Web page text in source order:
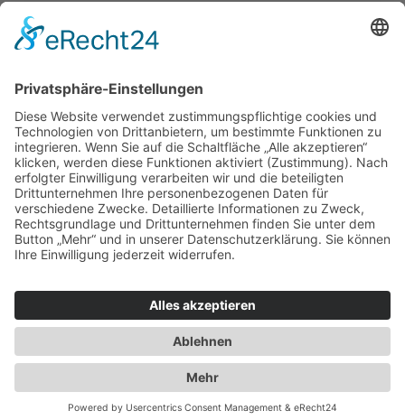
Accessoires
Kleider
Homewear
Jacken & Mäntel
Curvy
Herren
Kids
Burda Fantasy
Accessoires & Deko
NEU im Shop
SALE
Suchen
Bitte mindestens 5 Buschstaben oder Zahlen eingeben!
Vertrag widerrufen